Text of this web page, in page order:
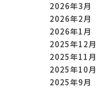
2026年3月
2026年2月
2026年1月
2025年12月
2025年11月
2025年10月
2025年9月